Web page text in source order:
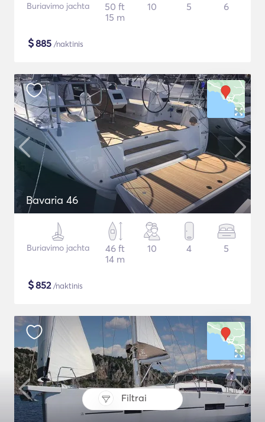
Filtrai
Buriavimo jachta
50 ft
15 m
10 5 6
$885 /naktinis
Bavaria 46
Buriavimo jachta
46 ft
14 m
10 4 5
$852/naktinis